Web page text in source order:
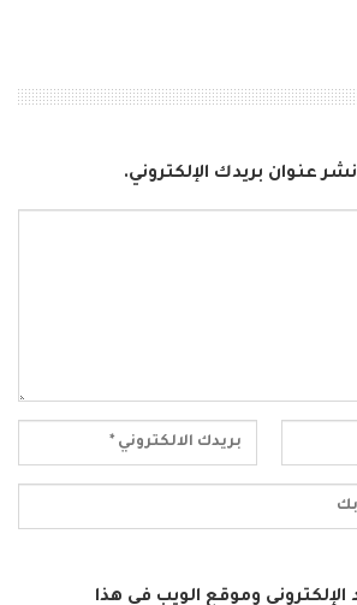
عنوان بريدك الإلكتروني.
وموقع الويب في هذا